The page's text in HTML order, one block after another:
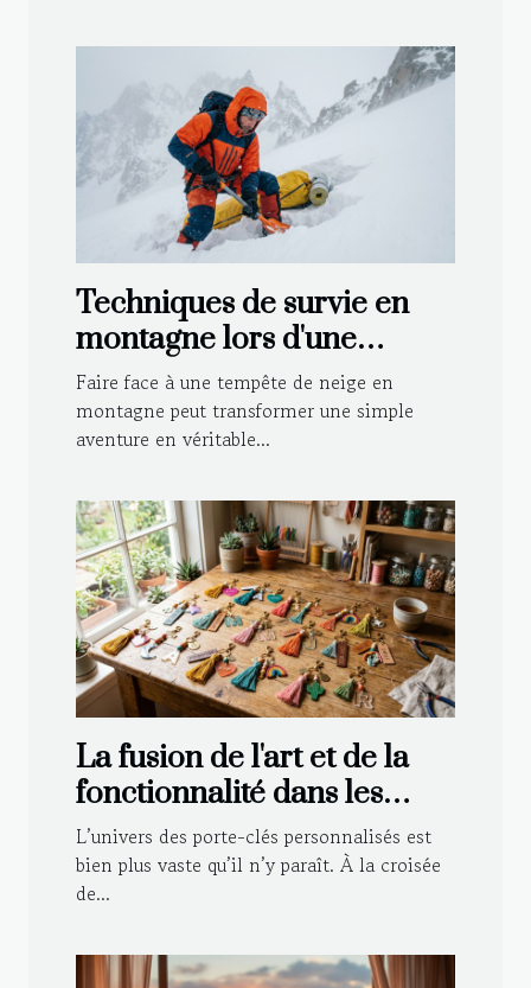
Techniques de survie en
montagne lors d'une
tempête de neige
Faire face à une tempête de neige en
montagne peut transformer une simple
aventure en véritable...
La fusion de l'art et de la
fonctionnalité dans les
porte-clés personnalisés
L’univers des porte-clés personnalisés est
bien plus vaste qu’il n’y paraît. À la croisée
de...